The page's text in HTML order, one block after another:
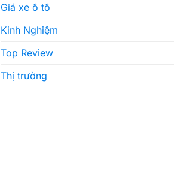
Giá xe ô tô
Kinh Nghiệm
Top Review
Thị trường